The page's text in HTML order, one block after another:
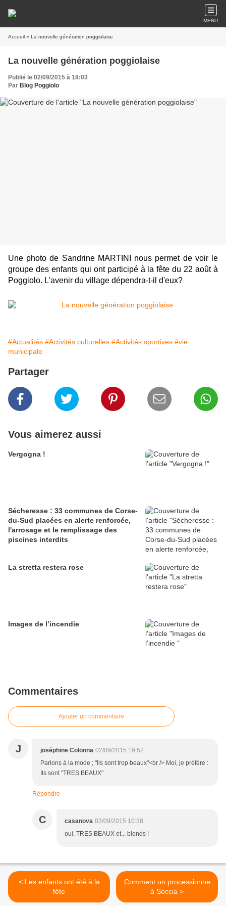
MENU
Accueil » La nouvelle génération poggiolaise
La nouvelle génération poggiolaise
Publié le 02/09/2015 à 18:03
Par Blog Poggiolo
Une photo de Sandrine MARTINI nous permet de voir le
groupe des enfants qui ont participé à la fête du 22 août à
Poggiolo. L'avenir du village dépendra-t-il d'eux?
#Actualités #Activités culturelles #Activités sportives #vie
municipale
Partager
Vous aimerez aussi
Vergogna !
Sécheresse : 33 communes de Corse-
du-Sud placées en alerte renforcée,
l'arrosage et le remplissage des
piscines interdits
La stretta restera rose
Images de l’incendie
Commentaires
Ajouter un commentaire
J joséphine Colonna 02/09/2015 19:52
Parlons à la mode ; "Ils sont trop beaux"<br /> Moi, je préfère :
Ils sont "TRES BEAUX"
Répondre
C casanova 03/09/2015 10:38
oui, TRES BEAUX et... blonds !
< Les enfants ont été à la
fête
Comment on processionne
à Soccia >